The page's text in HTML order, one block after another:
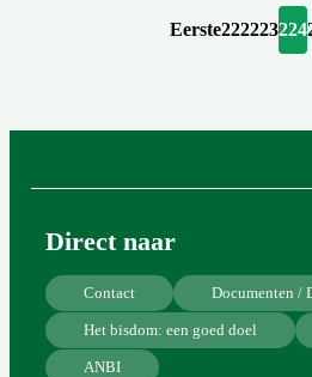
Eerste222223224
Direct naar
Contact Documenten /
Het bisdom: een goed doel
ANBI